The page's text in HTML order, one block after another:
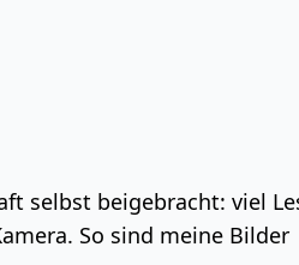
selbst beigebracht: viel
So sind meine Bilder